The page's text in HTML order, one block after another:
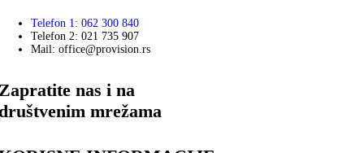
Telefon 1: 062 300 840
Telefon 2: 021 735 907
Mail: office@provision.rs
nas i na
mrežama